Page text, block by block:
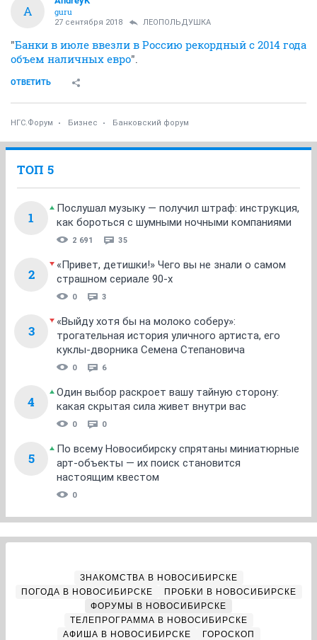
A
guru
27 сентября 2018 ЛЕОПОЛЬДУШКА
"Банки в июле ввезли в Россию рекордный с 2014 года
объем наличных евро".
ОТВЕТИТЬ
НГС.Форум Бизнес Банковский форум
ТОП 5
1
Послушал музыку — получил штраф: инструкция,
как бороться с шумными ночными компаниями
2 691 35
2
«Привет, детишки!» Чего вы не знали о самом
страшном сериале 90-х
0 3
3
«Выйду хотя бы на молоко соберу»:
трогательная история уличного артиста, его
куклы-дворника Семена Степановича
0 6
4
Один выбор раскроет вашу тайную сторону:
какая скрытая сила живет внутри вас
0 0
5
По всему Новосибирску спрятаны миниатюрные
арт-объекты — их поиск становится
настоящим квестом
0
ЗНАКОМСТВА В НОВОСИБИРСКЕ
ПОГОДА В НОВОСИБИРСКЕ
ПРОБКИ В НОВОСИБИРСКЕ
ФОРУМЫ В НОВОСИБИРСКЕ
ТЕЛЕПРОГРАММА В НОВОСИБИРСКЕ
АФИША В НОВОСИБИРСКЕ
ГОРОСКОП